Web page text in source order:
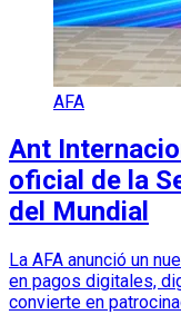
AFA
Ant
oficial de la
del Mundial
La AFA anunció un
en pagos digitales,
convierte en